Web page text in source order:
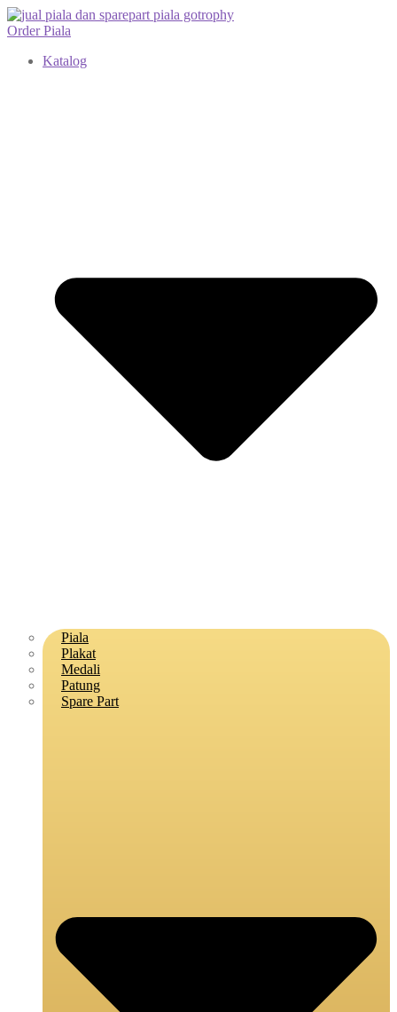
Order Piala
Katalog
Piala
Plakat
Medali
Patung
Spare Part